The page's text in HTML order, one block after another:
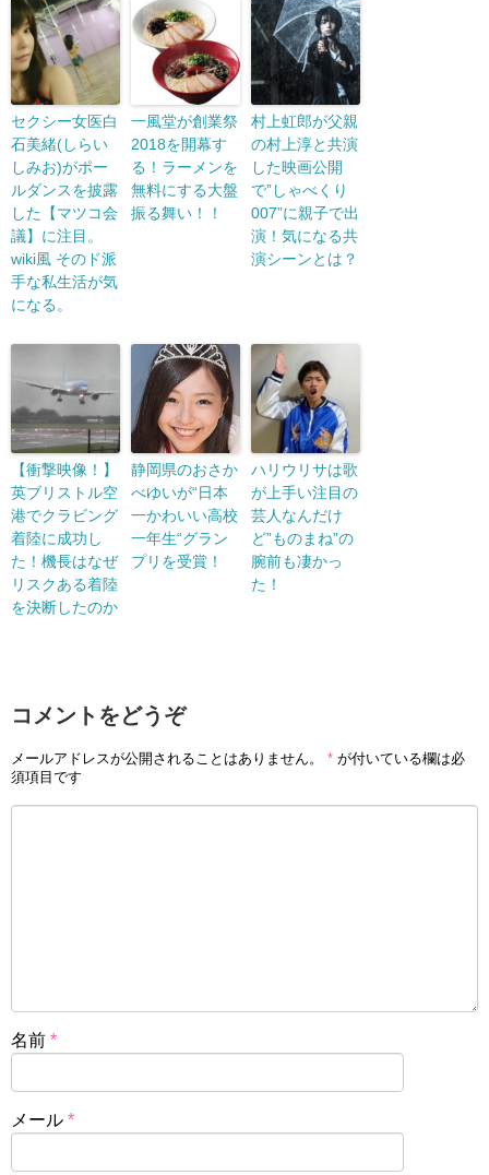
セクシー女医白
石美緒(しらい
しみお)がポー
ルダンスを披露
した【マツコ会
議】に注目。
wiki風 そのド派
手な私生活が気
になる。
一風堂が創業祭
2018を開幕す
る！ラーメンを
無料にする大盤
振る舞い！！
村上虹郎が父親
の村上淳と共演
した映画公開
で”しゃべくり
007”に親子で出
演！気になる共
演シーンとは？
【衝撃映像！】
英ブリストル空
港でクラビング
着陸に成功し
た！機長はなぜ
リスクある着陸
を決断したのか
静岡県のおさか
べゆいが“日本
一かわいい高校
一年生“グラン
プリを受賞！
ハリウリサは歌
が上手い注目の
芸人なんだけ
ど”ものまね”の
腕前も凄かっ
た！
コメントをどうぞ
メールアドレスが公開されることはありません。 * が付いている欄は必
須項目です
名前 *
メール *